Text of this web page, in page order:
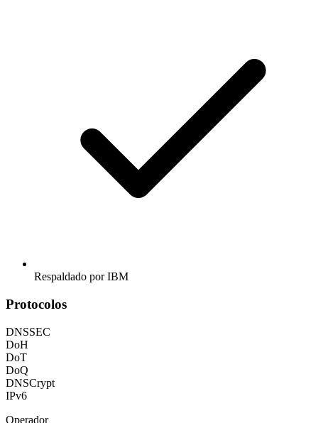
Respaldado por IBM
Protocolos
DNSSEC
DoH
DoT
DoQ
DNSCrypt
IPv6
Operador